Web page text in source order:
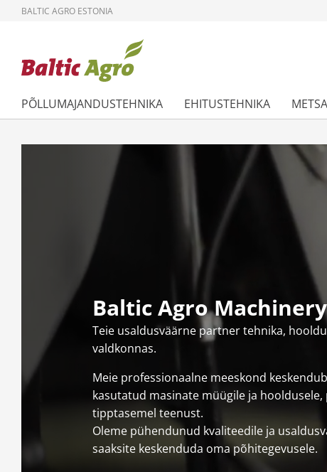
BALTIC AGRO ESTONIA
PÕLLUMAJANDUSTEHNIKA EHITUSTEHNIKA
Baltic Agro Machinery
Teie usaldusväärne partner tehnika,
valdkonnas.
Meie professionaalne meeskond
kasutatud masinate müügile ja hooldusele,
tipptasemel teenust.
Oleme pühendunud kvaliteedile ja
saaksite keskenduda oma põhitegevusele.